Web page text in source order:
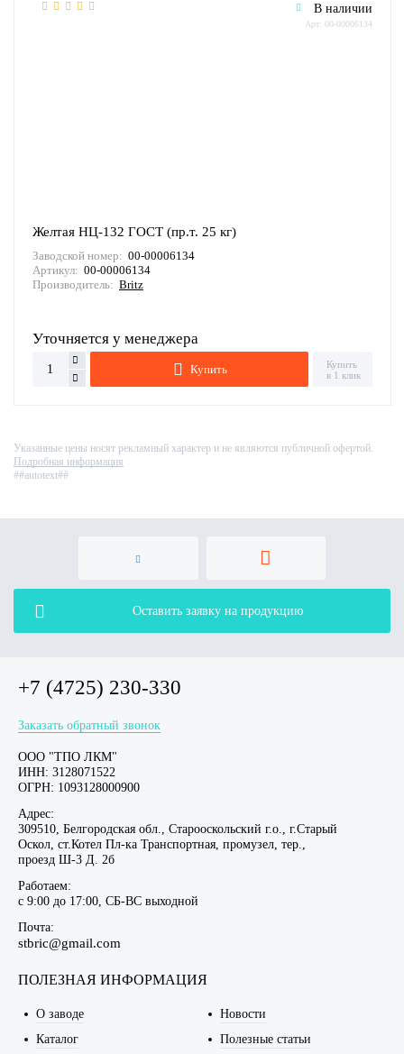
В наличии
Арт: 00-00006134
Желтая НЦ-132 ГОСТ (пр.т. 25 кг)
Заводской номер: 00-00006134
Артикул: 00-00006134
Производитель: Britz
Уточняется у менеджера
Купить
Купить
в 1 клик
Указанные цены носят рекламный характер и не являются публичной офертой.
Подробная информация
##autotext##
Оставить заявку на продукцию
+7 (4725) 230-330
Заказать обратный звонок
ООО "ТПО ЛКМ"
ИНН: 3128071522
ОГРН: 1093128000900
Адрес:
309510, Белгородская обл., Старооскольский г.о., г.Старый
Оскол, ст.Котел Пл-ка Транспортная, промузел, тер.,
проезд Ш-3 Д. 2б
Работаем:
c 9:00 до 17:00, СБ-ВС выходной
Почта:
stbric@gmail.com
ПОЛЕЗНАЯ ИНФОРМАЦИЯ
О заводе
Каталог
Новости
Полезные статьи